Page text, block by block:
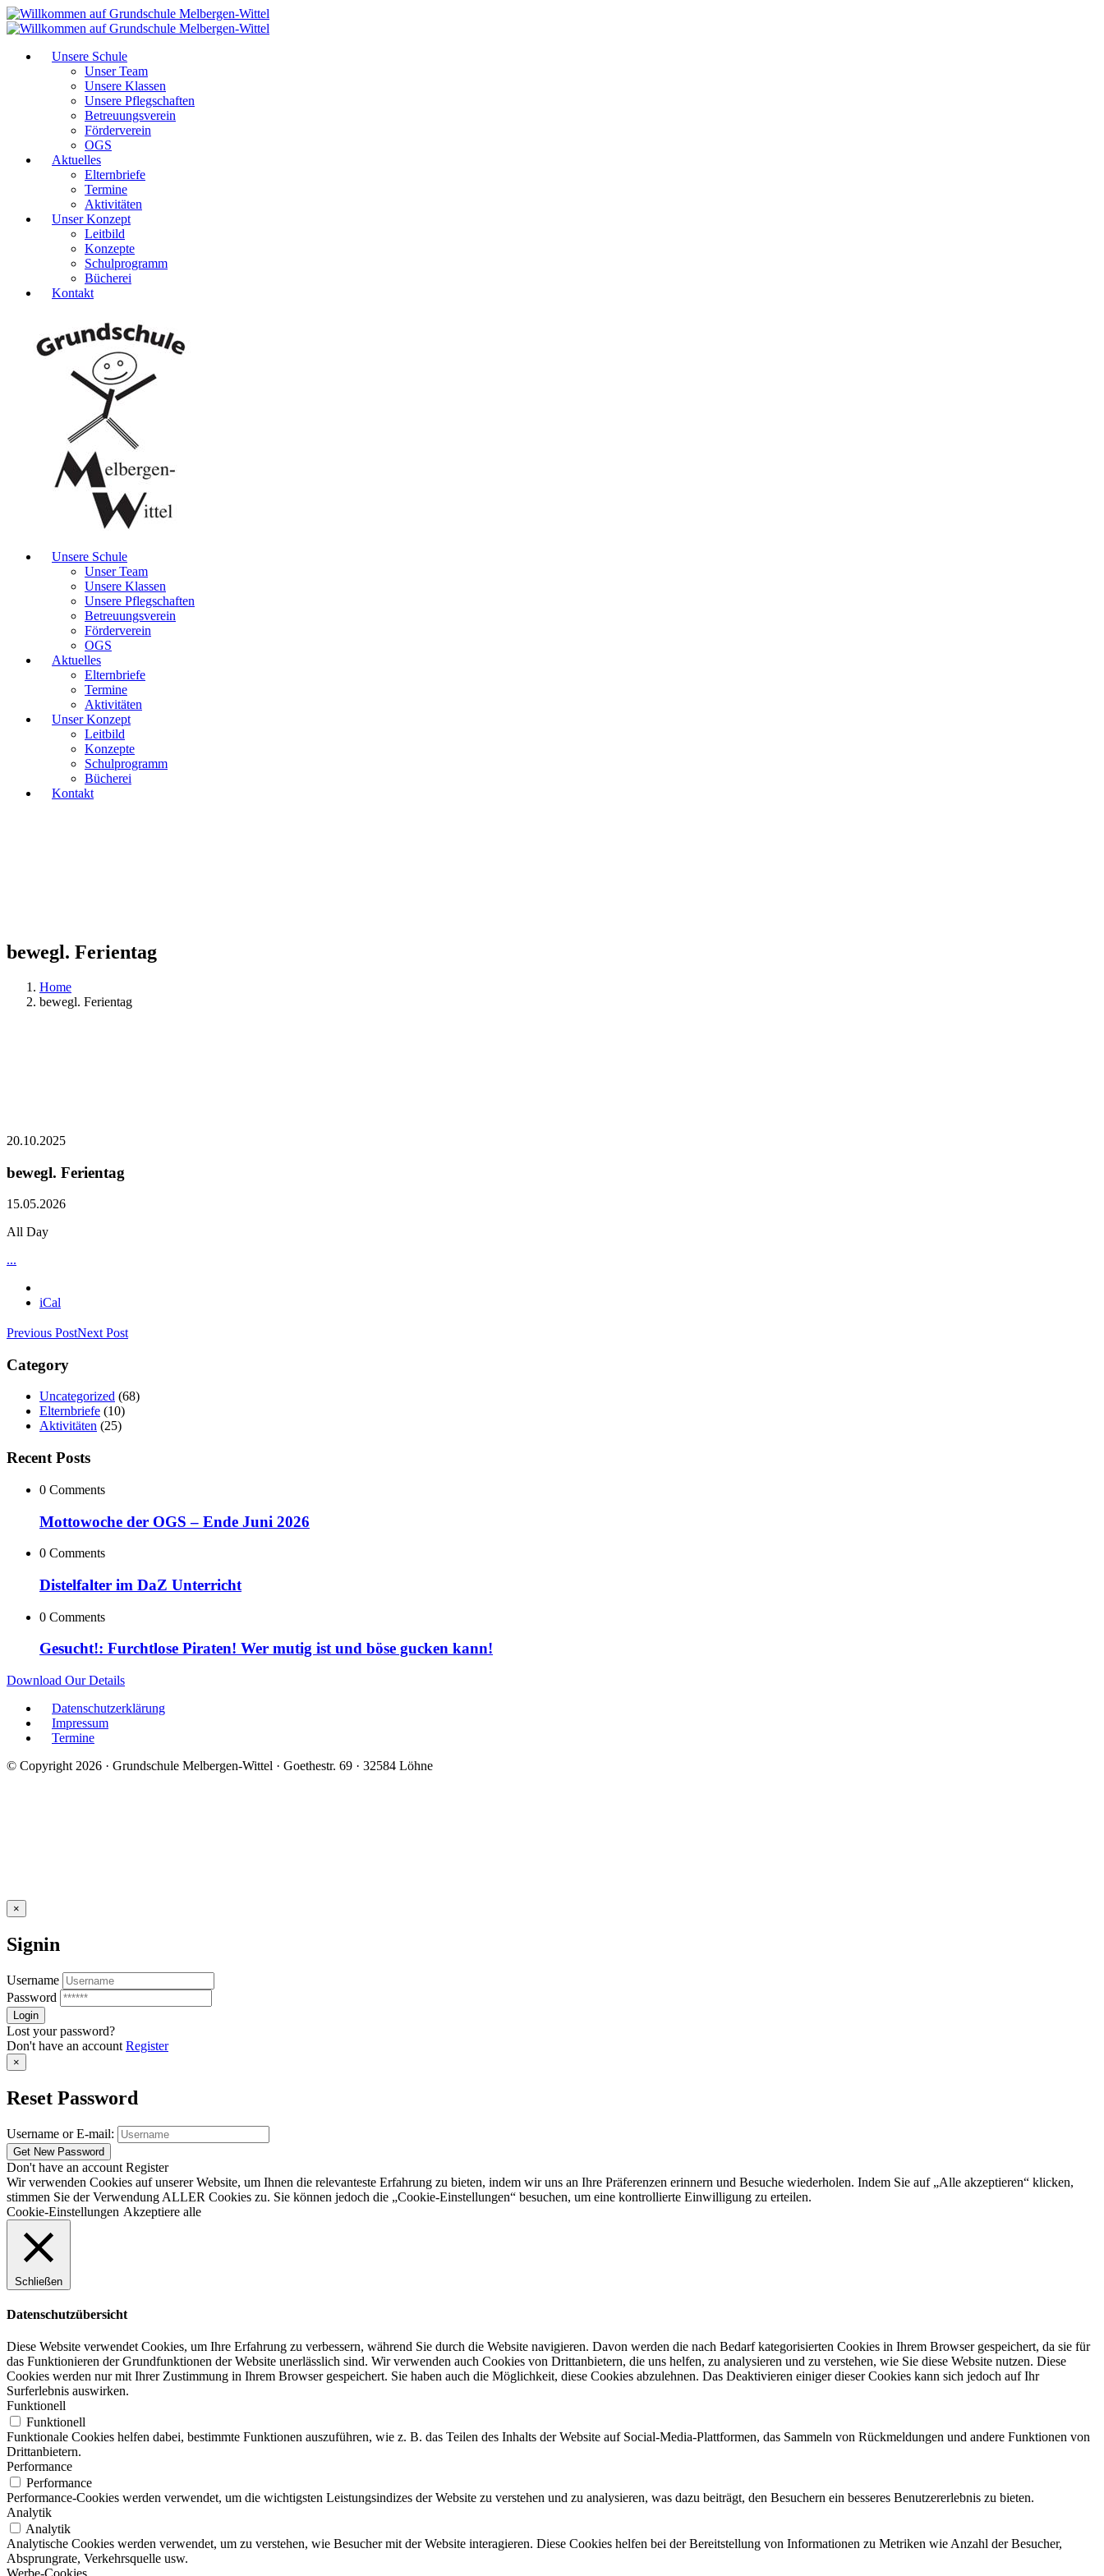
Unsere Schule
Unser Team
Unsere Klassen
Unsere Pflegschaften
Betreuungsverein
Förderverein
OGS
Aktuelles
Elternbriefe
Termine
Aktivitäten
Unser Konzept
Leitbild
Konzepte
Schulprogramm
Bücherei
Kontakt
Unsere Schule
Unser Team
Unsere Klassen
Unsere Pflegschaften
Betreuungsverein
Förderverein
OGS
Aktuelles
Elternbriefe
Termine
Aktivitäten
Unser Konzept
Leitbild
Konzepte
Schulprogramm
Bücherei
Kontakt
bewegl. Ferientag
Home
bewegl. Ferientag
20.10.2025
bewegl. Ferientag
15.05.2026
All Day
...
iCal
Previous PostNext Post
Category
Uncategorized (68)
Elternbriefe (10)
Aktivitäten (25)
Recent Posts
0 Comments
Mottowoche der OGS – Ende Juni 2026
0 Comments
Distelfalter im DaZ Unterricht
0 Comments
Gesucht!: Furchtlose Piraten! Wer mutig ist und böse gucken kann!
Download Our Details
Datenschutzerklärung
Impressum
Termine
© Copyright 2026 · Grundschule Melbergen-Wittel · Goethestr. 69 · 32584 Löhne
×
Signin
Username
Password
Lost your password?
Don't have an account Register
×
Reset Password
Username or E-mail:
Don't have an account Register
Wir verwenden Cookies auf unserer Website, um Ihnen die relevanteste Erfahrung zu bieten, indem wir uns an Ihre Präferenzen erinnern und Besuche wiederholen. Indem Sie auf „Alle akzeptieren“ klicken,
stimmen Sie der Verwendung ALLER Cookies zu. Sie können jedoch die „Cookie-Einstellungen“ besuchen, um eine kontrollierte Einwilligung zu erteilen.
Cookie-Einstellungen Akzeptiere alle
Schließen
Datenschutzübersicht
Diese Website verwendet Cookies, um Ihre Erfahrung zu verbessern, während Sie durch die Website navigieren. Davon werden die nach Bedarf kategorisierten Cookies in Ihrem Browser gespeichert, da sie für
das Funktionieren der Grundfunktionen der Website unerlässlich sind. Wir verwenden auch Cookies von Drittanbietern, die uns helfen, zu analysieren und zu verstehen, wie Sie diese Website nutzen. Diese
Cookies werden nur mit Ihrer Zustimmung in Ihrem Browser gespeichert. Sie haben auch die Möglichkeit, diese Cookies abzulehnen. Das Deaktivieren einiger dieser Cookies kann sich jedoch auf Ihr
Surferlebnis auswirken.
Funktionell
Funktionell
Funktionale Cookies helfen dabei, bestimmte Funktionen auszuführen, wie z. B. das Teilen des Inhalts der Website auf Social-Media-Plattformen, das Sammeln von Rückmeldungen und andere Funktionen von
Drittanbietern.
Performance
Performance
Performance-Cookies werden verwendet, um die wichtigsten Leistungsindizes der Website zu verstehen und zu analysieren, was dazu beiträgt, den Besuchern ein besseres Benutzererlebnis zu bieten.
Analytik
Analytik
Analytische Cookies werden verwendet, um zu verstehen, wie Besucher mit der Website interagieren. Diese Cookies helfen bei der Bereitstellung von Informationen zu Metriken wie Anzahl der Besucher,
Absprungrate, Verkehrsquelle usw.